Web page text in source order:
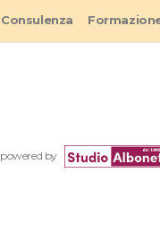
Consulenza
powered by